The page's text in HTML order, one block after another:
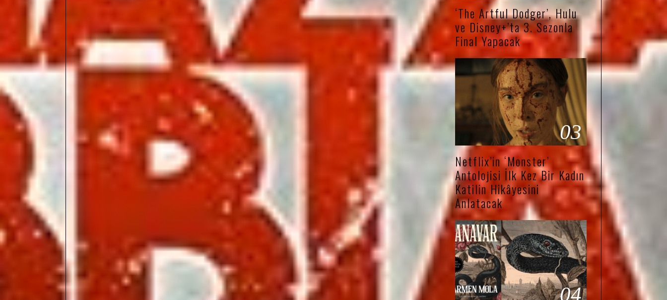
‘The Artful Dodger’, Hulu
ve Disney+’ta 3. Sezonla
Final Yapacak
03
Netflix’in ‘Monster’
Antolojisi İlk Kez Bir Kadın
Katilin Hikâyesini
Anlatacak
04